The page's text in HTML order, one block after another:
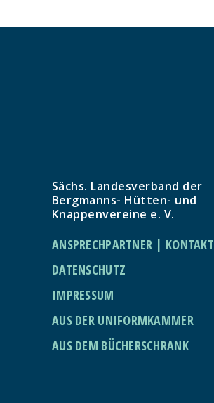
Sächs. Landesverband der
Bergmanns- Hütten- und
Knappenvereine e. V.
ANSPRECHPARTNER | KONTAKT
DATENSCHUTZ
IMPRESSUM
AUS DER UNIFORMKAMMER
AUS DEM BÜCHERSCHRANK